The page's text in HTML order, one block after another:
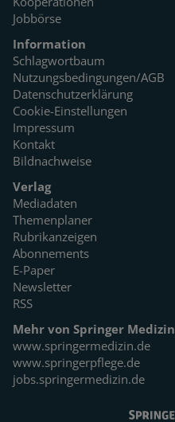
Jobbörse
Information
Schlagwortbaum
Nutzungsbedingungen/AGB
Datenschutzerklärung
Cookie-Einstellungen
Impressum
Kontakt
Bildnachweise
Verlag
Mediadaten
Themenplaner
Rubrikanzeigen
Abonnements
E-Paper
Newsletter
RSS
Mehr von Springer Medizin
www.springermedizin.de
www.springerpflege.de
jobs.springermedizin.de